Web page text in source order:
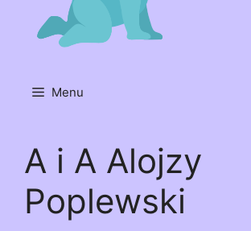
Menu
A i A Alojzy
Poplewski